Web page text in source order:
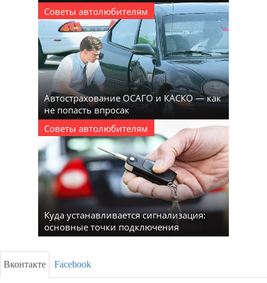
Советы автолюбителям
Автострахование ОСАГО и КАСКО — как
не попасть впросак
Советы автолюбителям
Куда устанавливается сигнализация:
основные точки подключения
Вконтакте Facebook